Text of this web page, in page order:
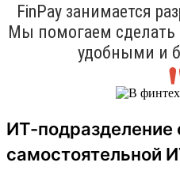
FinPay занимается
Мы помогаем
удобными и
ИТ-подразделение
самостоятельной